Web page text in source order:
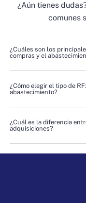
¿Aún tienes
comunes
¿Cuáles son los
compras y el
¿Cómo elegir el tipo de
abastecimiento?
¿Cuál es la diferencia
adquisiciones?